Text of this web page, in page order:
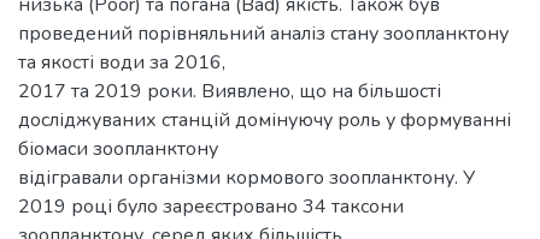
проведений порівняльний аналіз стану зоопланктону
та якості води за 2016,
2017 та 2019 роки. Виявлено, що на більшості
досліджуваних станцій домінуючу роль у формуванні
біомаси зоопланктону
відігравали організми кормового зоопланктону. У
2019 році було зареєстровано 34 таксони